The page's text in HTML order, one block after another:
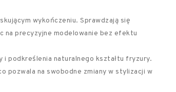
wykończeniu. Sprawdzają się
na precyzyjne modelowanie bez efektu
podkreślenia naturalnego kształtu fryzury.
pozwala na swobodne zmiany w stylizacji w